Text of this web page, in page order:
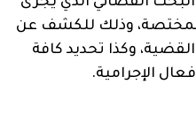
وذلك للكشف عن
وكذا تحديد كافة
الإجرامية.